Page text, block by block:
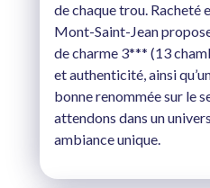
de chaque trou. Racheté
Mont-Saint-Jean
de charme 3*** (13
et authenticité, ainsi
bonne renommée sur le
attendons dans un
ambiance unique.